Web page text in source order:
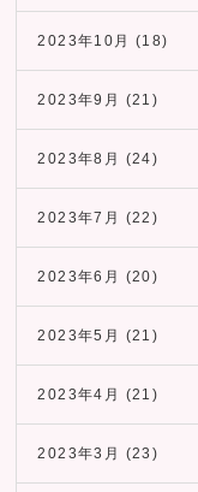
2023年10月 (18)
2023年9月 (21)
2023年8月 (24)
2023年7月 (22)
2023年6月 (20)
2023年5月 (21)
2023年4月 (21)
2023年3月 (23)